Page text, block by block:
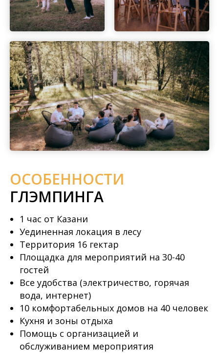
ОСОБЕННОСТИ
ГЛЭМПИНГА
1 час от Казани
Уединенная локация в лесу
Территория 16 гектар
Площадка для мероприятий на 30-40
гостей
Все удобства (электричество, горячая
вода, интернет)
10 комфортабельных домов на 40 человек
Кухня и зоны отдыха
Помощь с организацией и
обслуживанием мероприятия